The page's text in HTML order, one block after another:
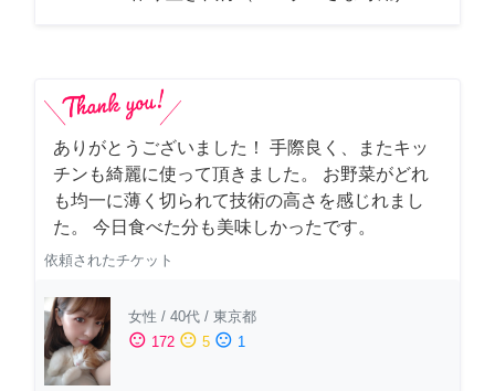
ありがとうございました！ 手際良く、またキッ
チンも綺麗に使って頂きました。 お野菜がどれ
も均一に薄く切られて技術の高さを感じれまし
た。 今日食べた分も美味しかったです。
依頼されたチケット
女性 / 40代 / 東京都
sentiment_satisfied 172 sentiment_neutral 5 sentiment_dissatisfied 1